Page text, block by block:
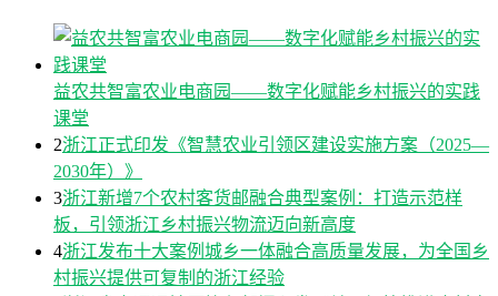
益农共智富农业电商园——数字化赋能乡村振兴的实践
课堂
2浙江正式印发《智慧农业引领区建设实施方案（2025—
2030年）》
3浙江新增7个农村客货邮融合典型案例：打造示范样
板，引领浙江乡村振兴物流迈向新高度
4浙江发布十大案例城乡一体融合高质量发展，为全国乡
村振兴提供可复制的浙江经验